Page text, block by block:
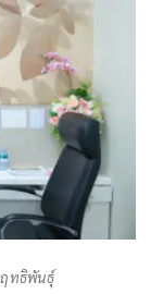
ฤทธิพันธุ์